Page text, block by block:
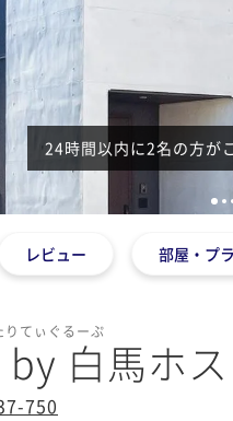
24時間以内に2名の方が
1 2
レビュー 部屋・プ
てぃぐるーぷ
白馬ホ
750